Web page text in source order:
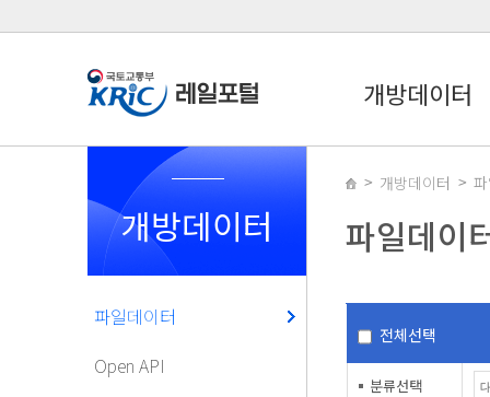
개방데이터
개방데이터
파일데이터
Open API
개방데이터
파일데이
전체선택
분류선택